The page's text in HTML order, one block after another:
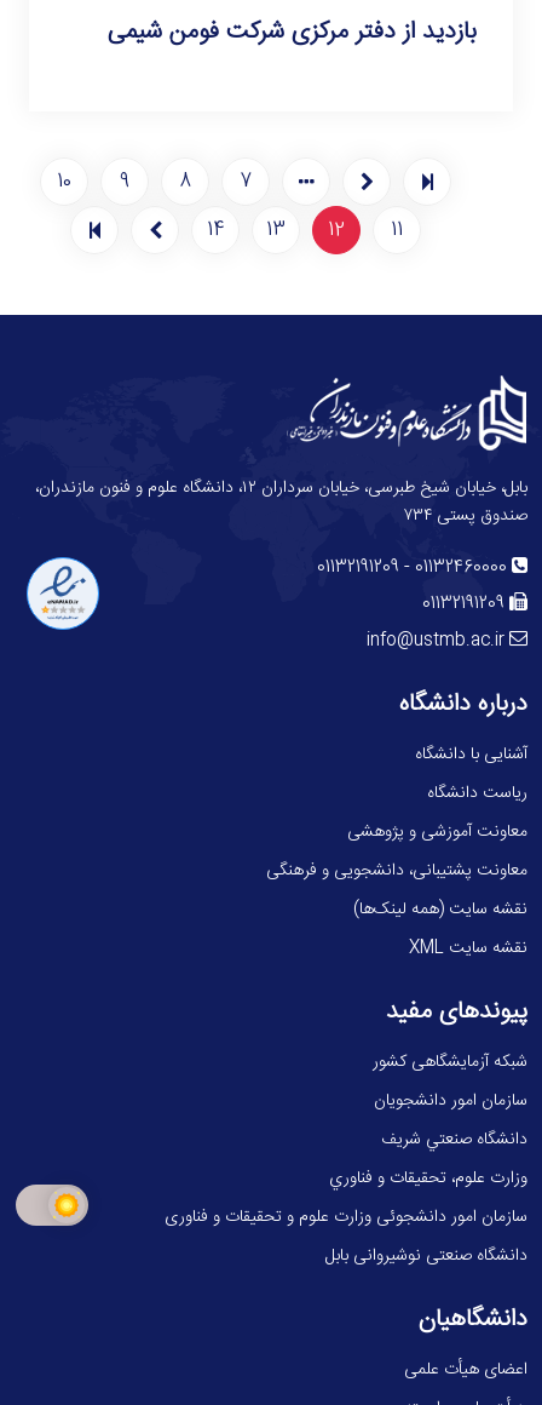
بازدید از دفتر مرکزی شرکت فومن شیمی
7
8
9
10
11
12
13
14
بابل، خیابان شیخ طبرسی، خیابان سرداران ۱۲، دانشگاه علوم و فنون مازندران،
صندوق پستی ۷۳۴
01132460000
-
01132191209
01132191209
info@ustmb.ac.ir
درباره دانشگاه
آشنایی با دانشگاه
ریاست دانشگاه
معاونت آموزشی و پژوهشی
معاونت پشتیبانی، دانشجویی و فرهنگی
نقشه سایت (همه لینک‌ها)
نقشه سایت XML
پیوندهای مفید
شبکه آزمایشگاهی کشور
سازمان امور دانشجویان
دانشگاه صنعتي شريف
وزارت علوم، تحقيقات و فناوري
سازمان امور دانشجوئی وزارت علوم و تحقیقات و فناوری
دانشگاه صنعتی نوشیروانی بابل
دانشگاهیان
اعضای هیأت علمی